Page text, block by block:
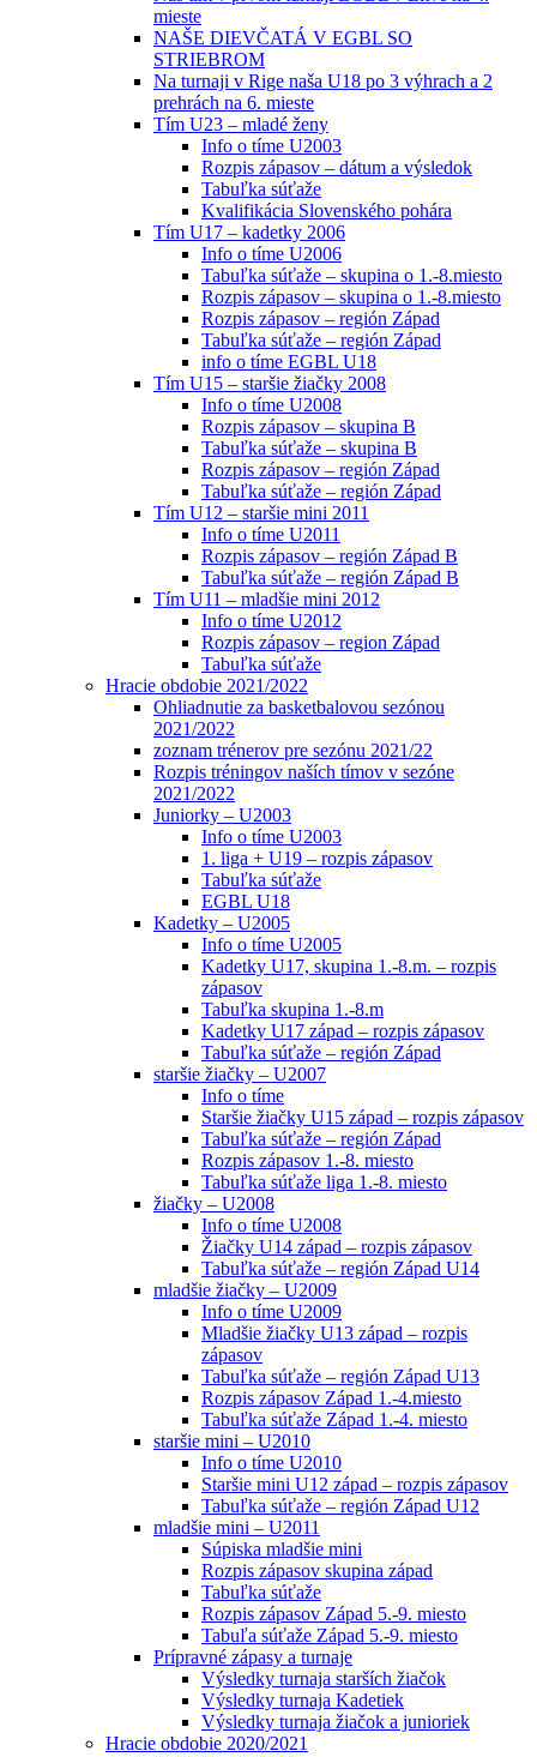
mieste
NAŠE DIEVČATÁ V EGBL SO
STRIEBROM
Na turnaji v Rige naša U18 po 3 výhrach a 2
prehrách na 6. mieste
Tím U23 – mladé ženy
Info o tíme U2003
Rozpis zápasov – dátum a výsledok
Tabuľka súťaže
Kvalifikácia Slovenského pohára
Tím U17 – kadetky 2006
Info o tíme U2006
Tabuľka súťaže – skupina o 1.-8.miesto
Rozpis zápasov – skupina o 1.-8.miesto
Rozpis zápasov – región Západ
Tabuľka súťaže – región Západ
info o tíme EGBL U18
Tím U15 – staršie žiačky 2008
Info o tíme U2008
Rozpis zápasov – skupina B
Tabuľka súťaže – skupina B
Rozpis zápasov – región Západ
Tabuľka súťaže – región Západ
Tím U12 – staršie mini 2011
Info o tíme U2011
Rozpis zápasov – región Západ B
Tabuľka súťaže – región Západ B
Tím U11 – mladšie mini 2012
Info o tíme U2012
Rozpis zápasov – region Západ
Tabuľka súťaže
Hracie obdobie 2021/2022
Ohliadnutie za basketbalovou sezónou
2021/2022
zoznam trénerov pre sezónu 2021/22
Rozpis tréningov naších tímov v sezóne
2021/2022
Juniorky – U2003
Info o tíme U2003
1. liga + U19 – rozpis zápasov
Tabuľka súťaže
EGBL U18
Kadetky – U2005
Info o tíme U2005
Kadetky U17, skupina 1.-8.m. – rozpis
zápasov
Tabuľka skupina 1.-8.m
Kadetky U17 západ – rozpis zápasov
Tabuľka súťaže – región Západ
staršie žiačky – U2007
Info o tíme
Staršie žiačky U15 západ – rozpis zápasov
Tabuľka súťaže – región Západ
Rozpis zápasov 1.-8. miesto
Tabuľka súťaže liga 1.-8. miesto
žiačky – U2008
Info o tíme U2008
Žiačky U14 západ – rozpis zápasov
Tabuľka súťaže – región Západ U14
mladšie žiačky – U2009
Info o tíme U2009
Mladšie žiačky U13 západ – rozpis
zápasov
Tabuľka súťaže – región Západ U13
Rozpis zápasov Západ 1.-4.miesto
Tabuľka súťaže Západ 1.-4. miesto
staršie mini – U2010
Info o tíme U2010
Staršie mini U12 západ – rozpis zápasov
Tabuľka súťaže – región Západ U12
mladšie mini – U2011
Súpiska mladšie mini
Rozpis zápasov skupina západ
Tabuľka súťaže
Rozpis zápasov Západ 5.-9. miesto
Tabuľa súťaže Západ 5.-9. miesto
Prípravné zápasy a turnaje
Výsledky turnaja starších žiačok
Výsledky turnaja Kadetiek
Výsledky turnaja žiačok a junioriek
Hracie obdobie 2020/2021